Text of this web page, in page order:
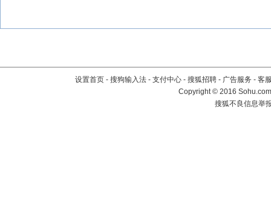
设置首页 - 搜狗输入法 - 支付中心 - 搜狐招聘 - 广告服务 - 客
Copyright©2016
搜狐不良信息举